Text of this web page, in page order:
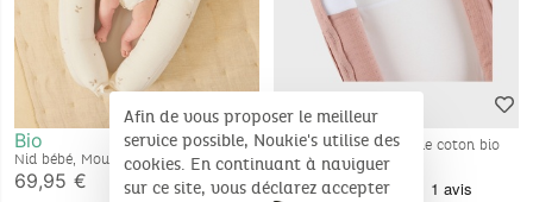
Bio
Nid bébé, Mousseline de coton bio
69,95 €
Nid bébé, mousseline de coton bio
69,95 €
Afin de vous proposer le meilleur
service possible, Noukie's utilise des
cookies. En continuant à naviguer
sur ce site, vous déclarez accepter